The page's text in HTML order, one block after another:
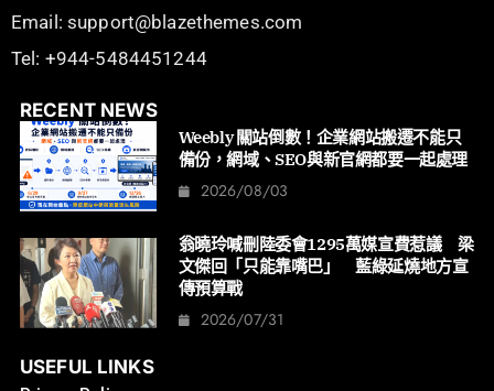
Email: support@blazethemes.com
Tel: +944-5484451244
RECENT NEWS
Weebly 關站倒數！企業網站搬遷不能只
備份，網域、SEO與新官網都要一起處理
2026/08/03
翁曉玲喊刪陸委會1295萬媒宣費惹議 梁
文傑回「只能靠嘴巴」 藍綠延燒地方宣
傳預算戰
2026/07/31
USEFUL LINKS